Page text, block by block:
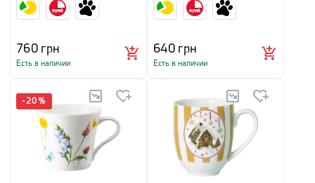
760грн
Есть в наличии
640грн
Есть в наличии
-20 %